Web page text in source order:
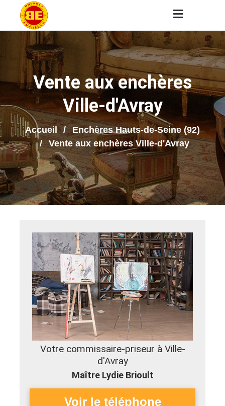
Vente aux enchères
Ville-d'Avray
Accueil
Enchères Hauts-de-Seine (92)
Vente aux enchères Ville-d'Avray
Votre commissaire-priseur à Ville-
d'Avray
Maître Lydie Brioult